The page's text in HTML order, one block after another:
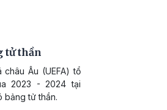
tử thần
Âu (UEFA) tổ
2023 - 2024 tại
bảng tử thần.